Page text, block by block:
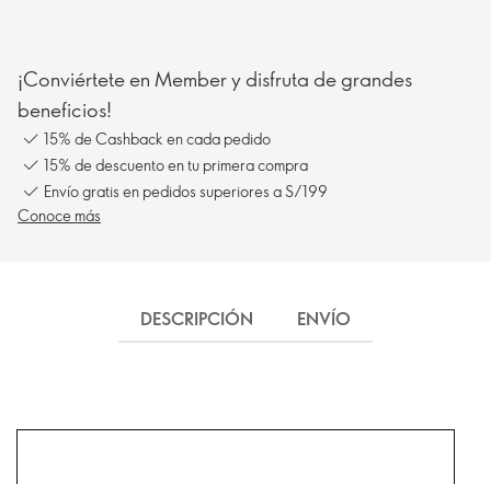
¡Conviértete en Member y disfruta de grandes
beneficios!
15% de Cashback en cada pedido
15% de descuento en tu primera compra
Envío gratis en pedidos superiores a S/199
Conoce más
DESCRIPCIÓN ENVÍO